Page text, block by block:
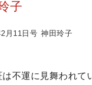
子
月11日号 神田玲子
不運に見舞われて